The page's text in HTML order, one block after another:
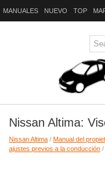
MANUALES NUEVO TOP
Nissan Altima:
Nissan Altima / Manual del
ajustes previos a la conducción /